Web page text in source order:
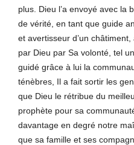
plus. Dieu l’a envoyé avec la
de vérité, en tant que guide
et avertisseur d’un
par Dieu par Sa volonté, tel
guidé grâce à lui la
ténèbres, Il a fait sortir les
que Dieu le rétribue du
prophète pour sa
que sa famille et ses